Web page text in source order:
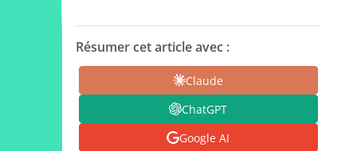
Résumer cet article avec :
Claude
ChatGPT
Google AI